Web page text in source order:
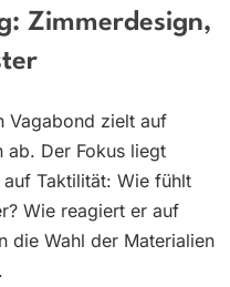
Zimmerdesign,
Vagabond zielt auf
ab. Der Fokus liegt
Taktilität: Wie fühlt
Wie reagiert er auf
die Wahl der Materialien